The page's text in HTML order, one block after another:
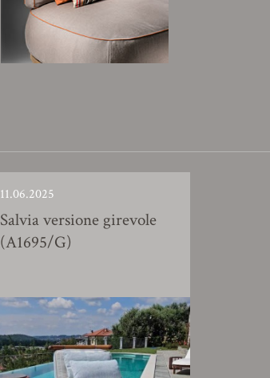
11.06.2025
Salvia versione girevole
(A1695/G)